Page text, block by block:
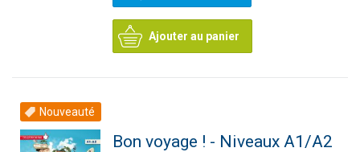
Ajouter au panier
Nouveauté
Bon voyage ! - Niveaux A1/A2